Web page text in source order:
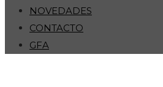
NOVEDADES
CONTACTO
GFA